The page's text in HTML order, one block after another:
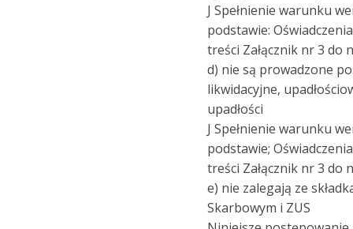
J Spełnienie warunku
podstawie:
treści Załącznik nr 3 do
d) nie są prowadzone
likwidacyjne,
upadłości
J Spełnienie warunku
podstawie;
treści Załącznik nr 3 do
e) nie zalegają ze
Skarbowym i ZUS